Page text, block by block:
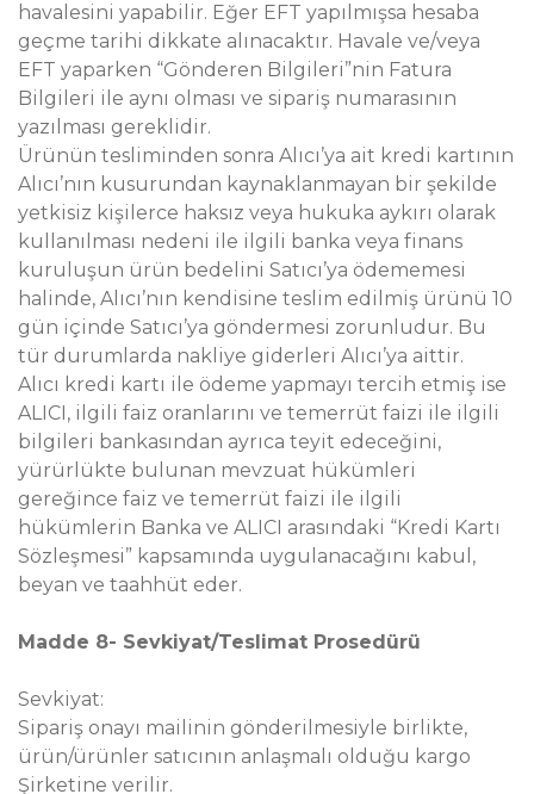
havalesini yapabilir. Eğer EFT yapılmışsa hesaba
geçme tarihi dikkate alınacaktır. Havale ve/veya
EFT yaparken “Gönderen Bilgileri”nin Fatura
Bilgileri ile aynı olması ve sipariş numarasının
yazılması gereklidir.
Ürünün tesliminden sonra Alıcı’ya ait kredi kartının
Alıcı’nın kusurundan kaynaklanmayan bir şekilde
yetkisiz kişilerce haksız veya hukuka aykırı olarak
kullanılması nedeni ile ilgili banka veya finans
kuruluşun ürün bedelini Satıcı’ya ödememesi
halinde, Alıcı’nın kendisine teslim edilmiş ürünü 10
gün içinde Satıcı’ya göndermesi zorunludur. Bu
tür durumlarda nakliye giderleri Alıcı’ya aittir.
Alıcı kredi kartı ile ödeme yapmayı tercih etmiş ise
ALICI, ilgili faiz oranlarını ve temerrüt faizi ile ilgili
bilgileri bankasından ayrıca teyit edeceğini,
yürürlükte bulunan mevzuat hükümleri
gereğince faiz ve temerrüt faizi ile ilgili
hükümlerin Banka ve ALICI arasındaki “Kredi Kartı
Sözleşmesi” kapsamında uygulanacağını kabul,
beyan ve taahhüt eder.
Madde 8- Sevkiyat/Teslimat Prosedürü
Sevkiyat:
Sipariş onayı mailinin gönderilmesiyle birlikte,
ürün/ürünler satıcının anlaşmalı olduğu kargo
Şirketine verilir.